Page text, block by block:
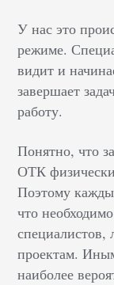
У нас это
режиме.
видит и
завершает
работу.
Понятно, что
ОТК
Поэтому
что
проектам.
наиболее